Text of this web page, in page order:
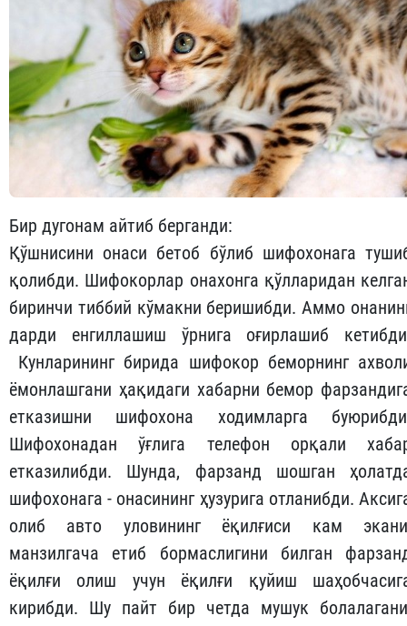
Бир дугонам айтиб берганди:
Қўшнисини онаси бетоб бўлиб шифохонага
қолибди. Шифокорлар онахонга қўлларидан
биринчи тиббий кўмакни беришибди. Аммо
дарди енгиллашиш ўрнига оғирлашиб
Кунларининг бирида шифокор беморнинг
ёмонлашгани ҳақидаги хабарни бемор
етказишни шифохона ходимларга
Шифохонадан ўғлига телефон орқали
етказилибди. Шунда, фарзанд шошган
шифохонага - онасининг ҳузурига отланибди.
олиб авто уловининг ёқилғиси кам
манзилгача етиб бормаслигини билган
ёқилғи олиш учун ёқилғи қуйиш
кирибди. Шу пайт бир четда мушук